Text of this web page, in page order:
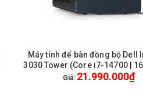
HẾT HÀNG
Máy tính để bàn đồng bộ Dell
3030 Tower (Core i7-14700 |
5600MHZ | 512GB SSD | Wifi 6
Giá: 21.990.000₫